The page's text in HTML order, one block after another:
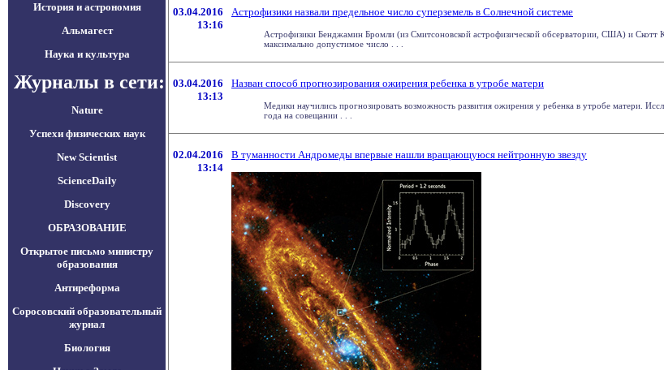
История и астрономия
Альмагест
Наука и культура
Журналы в сети:
Nature
Успехи физических наук
New Scientist
ScienceDaily
Discovery
ОБРАЗОВАНИЕ
Открытое письмо министру
образования
Антиреформа
Соросовский образовательный
журнал
Биология
03.04.2016
13:16
Астрофизики назвали предельное число суперземель в Солнечной системе
Астрофизики Бенджамин Бромли (из Смитсоновской астрофизической обсерватории, США) и Скотт
максимально допустимое число . . .
03.04.2016
13:13
Назван способ прогнозирования ожирения ребенка в утробе матери
Медики научились прогнозировать возможность развития ожирения у ребенка в утробе матери.
года на совещании . . .
02.04.2016
13:14
В туманности Андромеды впервые нашли вращающуюся нейтронную звезду